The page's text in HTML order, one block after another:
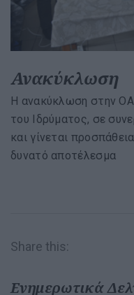
Ανακύκλωση
Η ανακύκλωση στην
του Ιδρύματος, σε
και γίνεται
δυνατό αποτέλεσμα
Share this:
Ενημερωτικά